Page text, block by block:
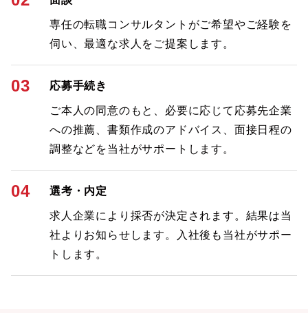
専任の転職コンサルタントがご希望やご経験を
伺い、最適な求人をご提案します。
03 応募手続き
ご本人の同意のもと、必要に応じて応募先企業
への推薦、書類作成のアドバイス、面接日程の
調整などを当社がサポートします。
04 選考・内定
求人企業により採否が決定されます。結果は当
社よりお知らせします。入社後も当社がサポー
トします。